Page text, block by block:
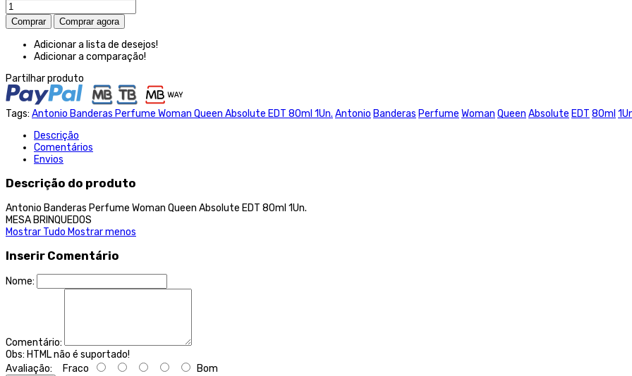
Adicionar a lista de desejos!
Adicionar a comparação!
Partilhar produto
Tags: Antonio Banderas Perfume Woman Queen Absolute EDT 80ml 1Un. Antonio Banderas Perfume Woman Queen Absolute EDT 80ml
Descrição
Comentários
Envios
Descrição do produto
Antonio Banderas Perfume Woman Queen Absolute EDT 80ml 1Un.
MESA BRINQUEDOS
Mostrar Tudo Mostrar menos
Inserir Comentário
Nome:
Comentário:
Obs: HTML não é suportado!
Avaliação: Fraco Bom